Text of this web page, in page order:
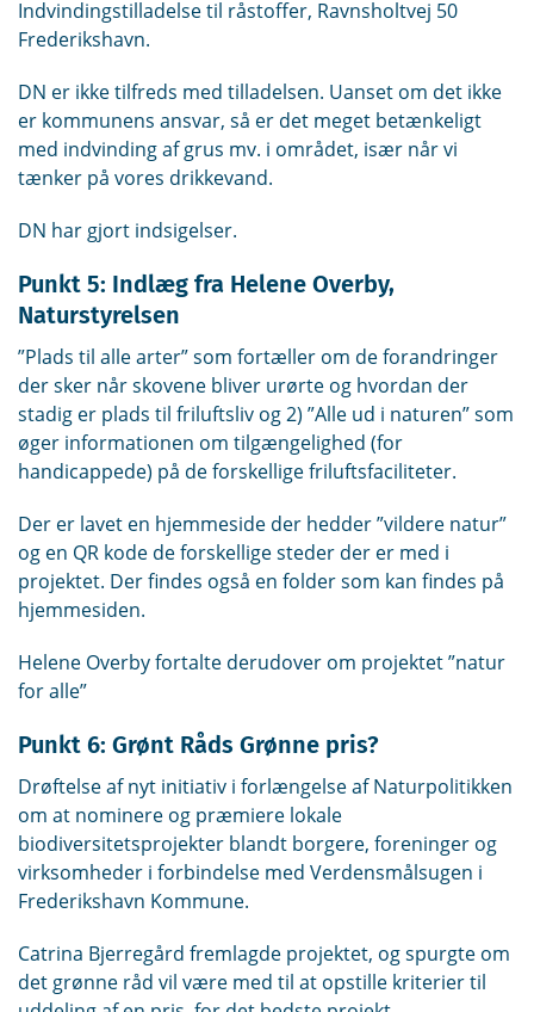
Indvindingstilladelse til råstoffer, Ravnsholtvej 50
Frederikshavn.
DN er ikke tilfreds med tilladelsen. Uanset om det ikke
er kommunens ansvar, så er det meget betænkeligt
med indvinding af grus mv. i området, især når vi
tænker på vores drikkevand.
DN har gjort indsigelser.
Punkt 5: Indlæg fra Helene Overby,
Naturstyrelsen
”Plads til alle arter” som fortæller om de forandringer
der sker når skovene bliver urørte og hvordan der
stadig er plads til friluftsliv og 2) ”Alle ud i naturen” som
øger informationen om tilgængelighed (for
handicappede) på de forskellige friluftsfaciliteter.
Der er lavet en hjemmeside der hedder ”vildere natur”
og en QR kode de forskellige steder der er med i
projektet. Der findes også en folder som kan findes på
hjemmesiden.
Helene Overby fortalte derudover om projektet ”natur
for alle”
Punkt 6: Grønt Råds Grønne pris?
Drøftelse af nyt initiativ i forlængelse af Naturpolitikken
om at nominere og præmiere lokale
biodiversitetsprojekter blandt borgere, foreninger og
virksomheder i forbindelse med Verdensmålsugen i
Frederikshavn Kommune.
Catrina Bjerregård fremlagde projektet, og spurgte om
det grønne råd vil være med til at opstille kriterier til